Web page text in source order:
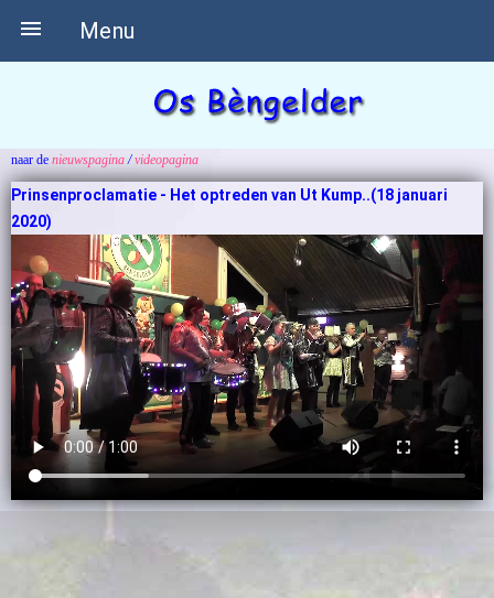
Menu

naar de nieuwspagina/videopagina
Prinsenproclamatie - Het optreden van Ut Kump..(18 januari
2020)